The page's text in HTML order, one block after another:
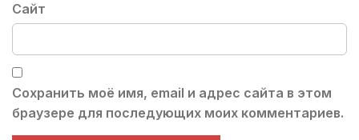
Сайт
Сохранить моё имя, email и адрес сайта в этом
браузере для последующих моих комментариев.